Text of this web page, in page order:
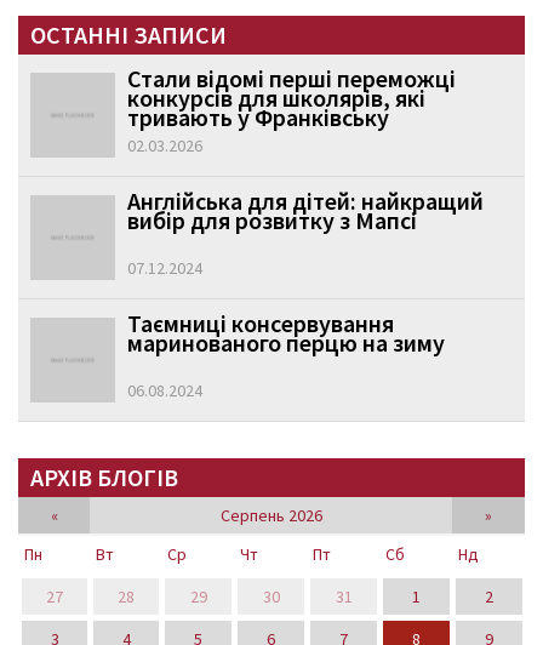
ОСТАННІ ЗАПИСИ
Стали відомі перші переможці
конкурсів для школярів, які
тривають у Франківську
02.03.2026
Англійська для дітей: найкращий
вибір для розвитку з Мапсі
07.12.2024
Таємниці консервування
маринованого перцю на зиму
06.08.2024
АРХІВ БЛОГІВ
« Серпень 2026
»
Пн
Вт Ср Чт Пт Сб
Нд
27
28 29 30 31 1
2
3
4 5 6 7 8
9